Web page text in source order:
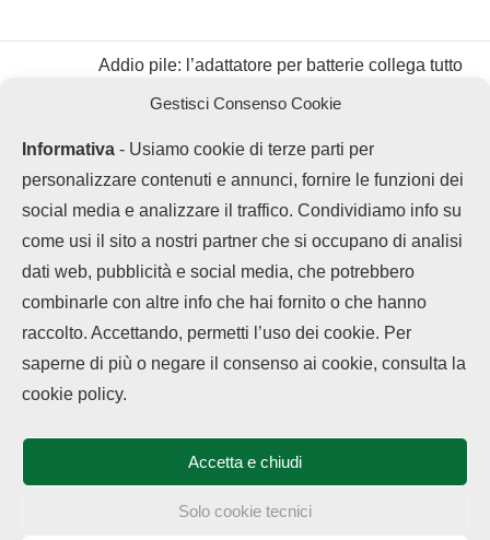
Gestisci Consenso Cookie
Informativa - Usiamo cookie di terze parti per
personalizzare contenuti e annunci, fornire le funzioni dei
social media e analizzare il traffico. Condividiamo info su
come usi il sito a nostri partner che si occupano di analisi
dati web, pubblicità e social media, che potrebbero
combinarle con altre info che hai fornito o che hanno
raccolto. Accettando, permetti l’uso dei cookie. Per
saperne di più o negare il consenso ai cookie, consulta la
cookie policy.
Accetta e chiudi
Solo cookie tecnici
Addio pile: l’adattatore per batterie collega tutto
Chi siamo Contatti Disclaimer
Privacy Policy
Questo blog non rappresenta una testata giornalistica in quanto viene
aggiornato senza alcuna periodicità. Non può pertanto considerarsi un
partecipa al Programma Affiliazione Amazon EU, un programma che eroga